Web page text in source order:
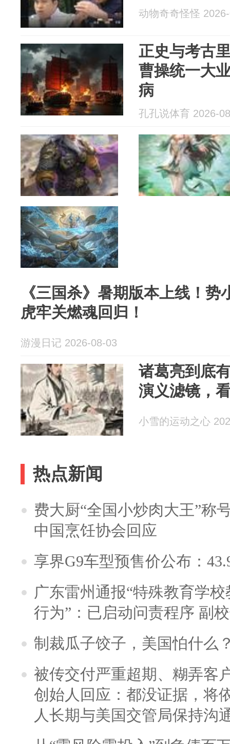
动物奇奇怪怪
正史与考古
曹操统一大
病
孔孔说体育 2026-
《三国杀》暑期版本上线！
虎牢关燃魂回归！
游漫日记 2026-08-03
诸葛亮到底
演义滤镜，
小雪的运动之心
热点新闻
费大厨“全国小炒肉大王”称
中国烹饪协会回应
享界G9车型预售价公布：
广东雷州通报“特殊教育学
行为”：已启动问责程序 副
制裁瓜子饺子，美国怕什么
被传交付严重超期、糊弄客
创始人回应：都没证据，将
人长期与美国交管局保持沟